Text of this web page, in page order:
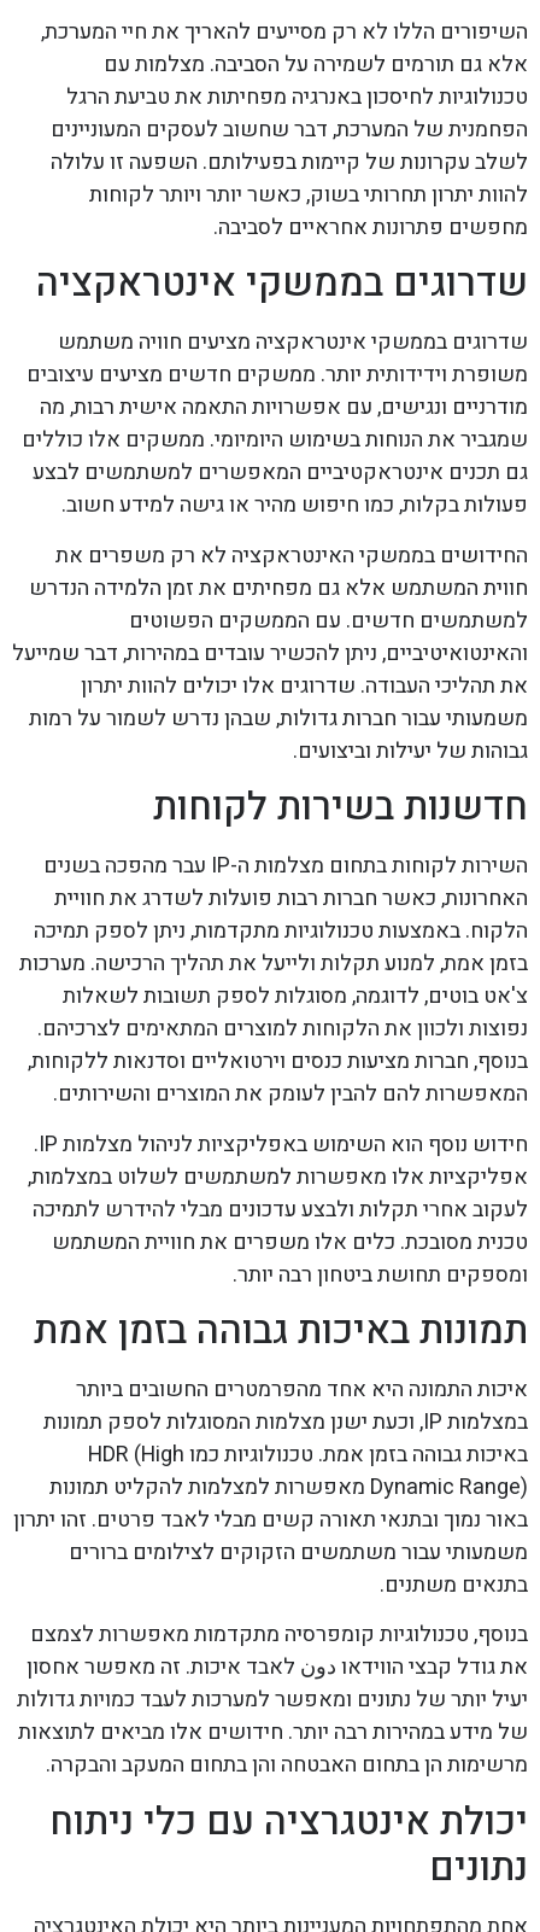
השיפורים הללו לא רק מסייעים להאריך את חיי המערכת,
אלא גם תורמים לשמירה על הסביבה. מצלמות עם
טכנולוגיות לחיסכון באנרגיה מפחיתות את טביעת הרגל
הפחמנית של המערכת, דבר שחשוב לעסקים המעוניינים
לשלב עקרונות של קיימות בפעילותם. השפעה זו עלולה
להוות יתרון תחרותי בשוק, כאשר יותר ויותר לקוחות
מחפשים פתרונות אחראיים לסביבה.
שדרוגים בממשקי אינטראקציה
שדרוגים בממשקי אינטראקציה מציעים חוויה משתמש
משופרת וידידותית יותר. ממשקים חדשים מציעים עיצובים
מודרניים ונגישים, עם אפשרויות התאמה אישית רבות, מה
שמגביר את הנוחות בשימוש היומיומי. ממשקים אלו כוללים
גם תכנים אינטראקטיביים המאפשרים למשתמשים לבצע
פעולות בקלות, כמו חיפוש מהיר או גישה למידע חשוב.
החידושים בממשקי האינטראקציה לא רק משפרים את
חווית המשתמש אלא גם מפחיתים את זמן הלמידה הנדרש
למשתמשים חדשים. עם הממשקים הפשוטים
והאינטואיטיביים, ניתן להכשיר עובדים במהירות, דבר שמייעל
את תהליכי העבודה. שדרוגים אלו יכולים להוות יתרון
משמעותי עבור חברות גדולות, שבהן נדרש לשמור על רמות
גבוהות של יעילות וביצועים.
חדשנות בשירות לקוחות
השירות לקוחות בתחום מצלמות ה-IP עבר מהפכה בשנים
האחרונות, כאשר חברות רבות פועלות לשדרג את חוויית
הלקוח. באמצעות טכנולוגיות מתקדמות, ניתן לספק תמיכה
בזמן אמת, למנוע תקלות ולייעל את תהליך הרכישה. מערכות
צ'אט בוטים, לדוגמה, מסוגלות לספק תשובות לשאלות
נפוצות ולכוון את הלקוחות למוצרים המתאימים לצרכיהם.
בנוסף, חברות מציעות כנסים וירטואליים וסדנאות ללקוחות,
המאפשרות להם להבין לעומק את המוצרים והשירותים.
חידוש נוסף הוא השימוש באפליקציות לניהול מצלמות IP.
אפליקציות אלו מאפשרות למשתמשים לשלוט במצלמות,
לעקוב אחרי תקלות ולבצע עדכונים מבלי להידרש לתמיכה
טכנית מסובכת. כלים אלו משפרים את חוויית המשתמש
ומספקים תחושת ביטחון רבה יותר.
תמונות באיכות גבוהה בזמן אמת
איכות התמונה היא אחד מהפרמטרים החשובים ביותר
במצלמות IP, וכעת ישנן מצלמות המסוגלות לספק תמונות
באיכות גבוהה בזמן אמת. טכנולוגיות כמו HDR (High
Dynamic Range) מאפשרות למצלמות להקליט תמונות
באור נמוך ובתנאי תאורה קשים מבלי לאבד פרטים. זהו יתרון
משמעותי עבור משתמשים הזקוקים לצילומים ברורים
בתנאים משתנים.
בנוסף, טכנולוגיות קומפרסיה מתקדמות מאפשרות לצמצם
את גודל קבצי הווידאו دون לאבד איכות. זה מאפשר אחסון
יעיל יותר של נתונים ומאפשר למערכות לעבד כמויות גדולות
של מידע במהירות רבה יותר. חידושים אלו מביאים לתוצאות
מרשימות הן בתחום האבטחה והן בתחום המעקב והבקרה.
יכולת אינטגרציה עם כלי ניתוח
נתונים